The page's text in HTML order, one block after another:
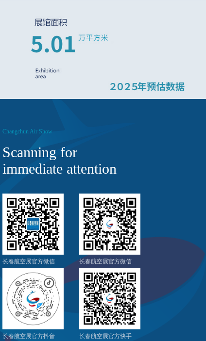
Changchun Air Show
Scanning for
immediate attention
长春航空展官方微信 长春航空展官方微信
长春航空展官方抖音 长春航空展官方快手